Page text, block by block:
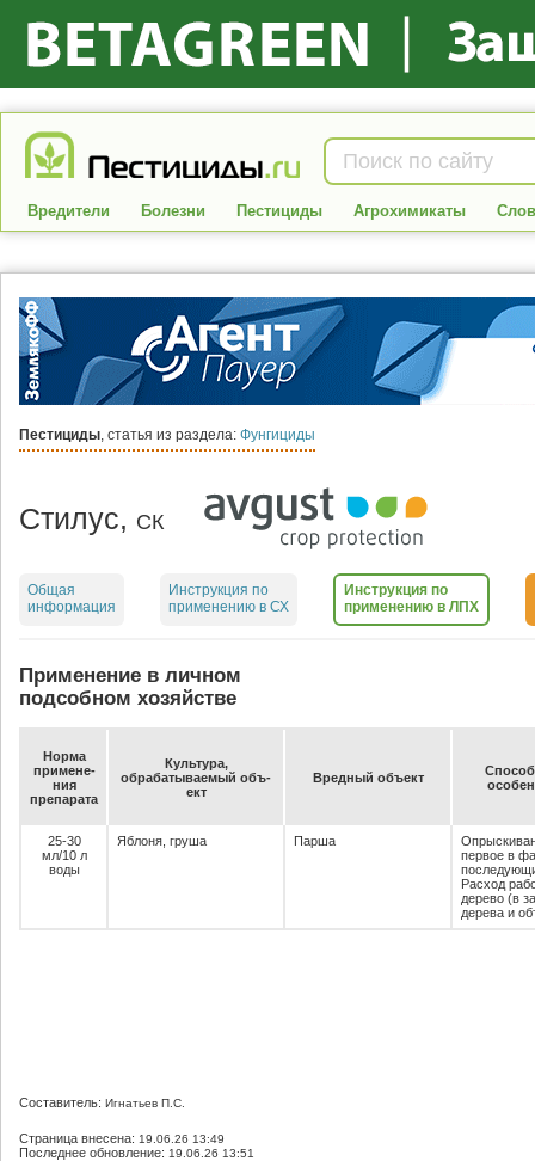
Вредители Болезни Пестициды Агрохимикаты
Пестициды, статья из раздела: Фунгициды
Стилус, СК
Общая
информация
Инструкция по
применению в СХ
Инструкция по
применению в ЛПХ
Применение в личном
подсобном хозяйстве
Нор­ма
при­ме­не­
ния
пре­па­ра­та
Куль­ту­ра,
об­ра­ба­ты­ва­емый объ­
ект
Вред­ный объ­ект
25-30
мл/10 л
воды
Яблоня, груша Парша
первое в
Расход
дерево (в
дерева и
Составитель: Игнатьев П.С.
Страница внесена: 19.06.26 13:49
Последнее обновление: 19.06.26 13:51